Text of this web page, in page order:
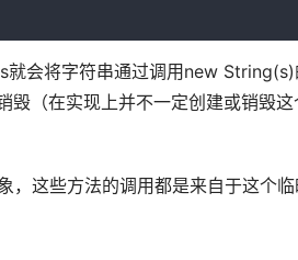
会将字符串通过调用new
（在实现上并不一定创建或销毁
这些方法的调用都是来自于这个